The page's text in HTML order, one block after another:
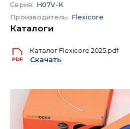
Серия: H07V-K
Производитель: Flexicore
Каталоги
Каталог Flexicore 2025.pdf
Скачать